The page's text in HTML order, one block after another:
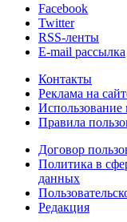
Facebook
Twitter
RSS-ленты
E-mail рассылка
Контакты
Реклама на
Использование
Правила
Договор
Политика в
данных
Редакция